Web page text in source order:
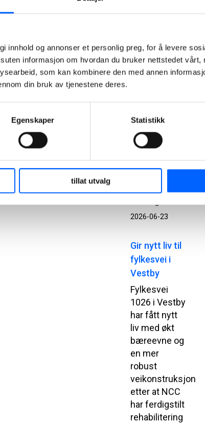
innhold og annonser et personlig preg, for å levere
informasjon om hvordan du bruker nettstedet vårt,
som kan kombinere den med annen
din bruk av tjenestene deres.
Egenskaper Statistikk
tillat utvalg
bærekraftig
og estetisk
bruk av
prosjektet
står
Statsbygg,
Add
2026-06-23
Gir nytt liv til
fylkesvei i
Vestby
Fylkesvei
1026 i Vestby
har fått nytt
liv med økt
bæreevne og
en mer
robust
veikonstruksjon
etter at NCC
har ferdigstilt
rehabilitering